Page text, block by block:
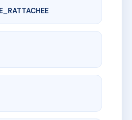
AE1580141